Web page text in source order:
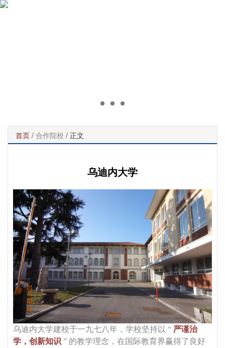
首页 / 合作院校 / 正文
乌迪内大学
乌迪内大学建校于一九七八年，学校坚持以 “ 严谨治
学，创新知识 ” 的教学理念，在国际教育界赢得了良好